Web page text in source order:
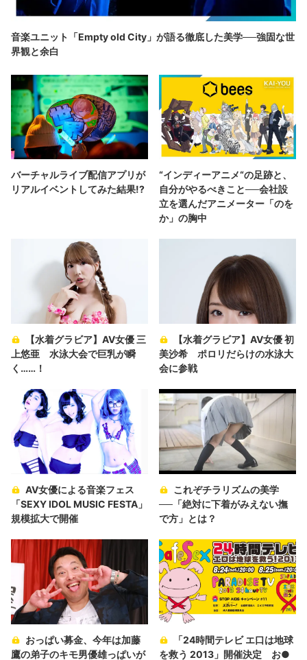
音楽ユニット「Empty old City」が語る徹底した美学──強固な世
界観と余白
バーチャルライブ配信アプリが
リアルイベントしてみた結果!?
“インディーアニメ“の足跡と、
自分がやるべきこと──会社設
立を選んだアニメーター「のを
か」の胸中
【水着グラビア】AV女優 三
上悠亜 水泳大会で巨乳が瞬
く……！
【水着グラビア】AV女優 初
美沙希 ポロリだらけの水泳大
会に参戦
AV女優による音楽フェス
「SEXY IDOL MUSIC FESTA」
規模拡大で開催
これぞチラリズムの美学
──「絶対に下着がみえない撫
で方」とは？
おっぱい募金、今年は加藤
鷹の弟子のキモ男優雄っぱいが
「24時間テレビ エ口は地球
を救う 2013」開催決定 お●